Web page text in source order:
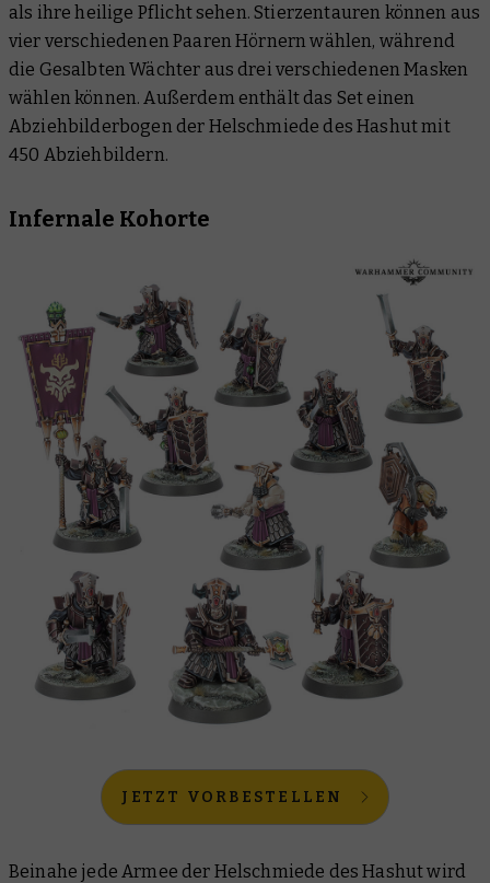
als ihre heilige Pflicht sehen. Stierzentauren können aus
vier verschiedenen Paaren Hörnern wählen, während
die Gesalbten Wächter aus drei verschiedenen Masken
wählen können. Außerdem enthält das Set einen
Abziehbilderbogen der Helschmiede des Hashut mit
450 Abziehbildern.
Infernale Kohorte
JETZT VORBESTELLEN
Beinahe jede Armee der Helschmiede des Hashut wird